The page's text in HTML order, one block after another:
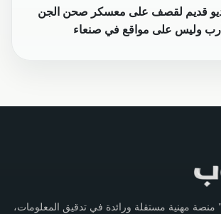
قديم لقصف على معسكر صحن الجن
وليس على مواقع في صنعاء
يوب يوب "yoopyup" منصة مهنية مستقلة ورائدة في تدقيق المعلومات،